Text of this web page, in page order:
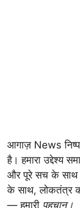
आगाज़ News
है। हमारा उद्देश्य
और पूरे सच के साथ
के साथ, लोकतंत्र
— हमारी पहचान।